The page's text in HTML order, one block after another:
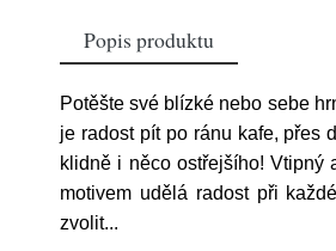
Popis produktu
Potěšte své blízké nebo sebe
je radost pít po ránu kafe, přes
klidně i něco ostřejšího! Vtipný
motivem udělá radost při
zvolit...